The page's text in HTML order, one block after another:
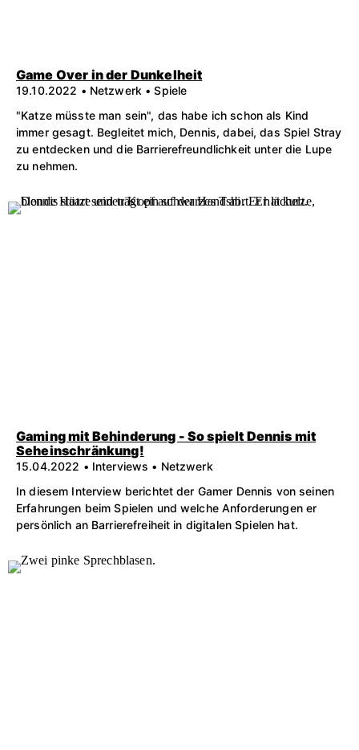
Game Over in der Dunkelheit
19.10.2022 • Netzwerk • Spiele
"Katze müsste man sein", das habe ich schon als Kind
immer gesagt. Begleitet mich, Dennis, dabei, das Spiel Stray
zu entdecken und die Barrierefreundlichkeit unter die Lupe
zu nehmen.
Gaming mit Behinderung - So spielt Dennis mit
Seheinschränkung!
15.04.2022 • Interviews • Netzwerk
In diesem Interview berichtet der Gamer Dennis von seinen
Erfahrungen beim Spielen und welche Anforderungen er
persönlich an Barrierefreiheit in digitalen Spielen hat.